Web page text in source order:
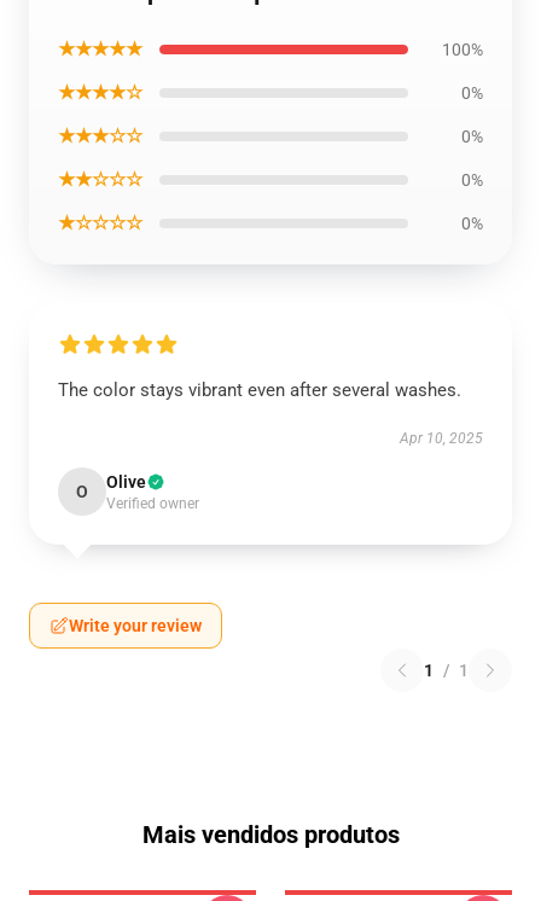
★★★★★ 100%
★★★★☆ 0%
★★★☆☆ 0%
★★☆☆☆ 0%
★☆☆☆☆ 0%
The color stays vibrant even after several washes.
Apr 10, 2025
O Olive
Verified owner
Write your review
1 / 1
Mais vendidos produtos